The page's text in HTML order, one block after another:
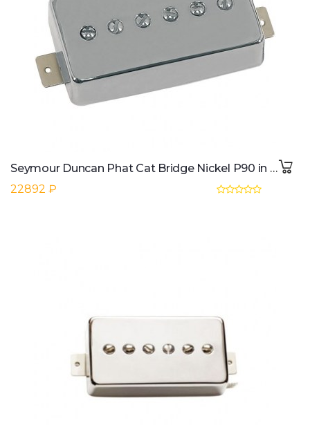
Seymour Duncan Phat Cat Bridge Nickel P90 in form of HB
22892 ₽